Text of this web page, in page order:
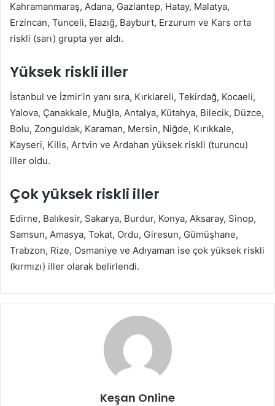
Kahramanmaraş, Adana, Gaziantep, Hatay, Malatya,
Erzincan, Tunceli, Elazığ, Bayburt, Erzurum ve Kars orta
riskli (sarı) grupta yer aldı.
Yüksek riskli iller
İstanbul ve İzmir’in yanı sıra, Kırklareli, Tekirdağ, Kocaeli,
Yalova, Çanakkale, Muğla, Antalya, Kütahya, Bilecik, Düzce,
Bolu, Zonguldak, Karaman, Mersin, Niğde, Kırıkkale,
Kayseri, Kilis, Artvin ve Ardahan yüksek riskli (turuncu)
iller oldu.
Çok yüksek riskli iller
Edirne, Balıkesir, Sakarya, Burdur, Konya, Aksaray, Sinop,
Samsun, Amasya, Tokat, Ordu, Giresun, Gümüşhane,
Trabzon, Rize, Osmaniye ve Adıyaman ise çok yüksek riskli
(kırmızı) iller olarak belirlendi.
Keşan Online